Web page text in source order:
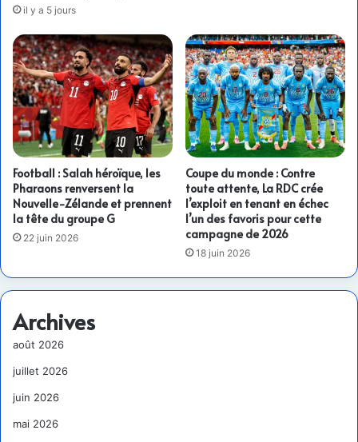
il y a 5 jours
Football : Salah héroïque, les
Pharaons renversent la
Nouvelle-Zélande et prennent
la tête du groupe G
22 juin 2026
Coupe du monde : Contre
toute attente, La RDC crée
l’exploit en tenant en échec
l’un des favoris pour cette
campagne de 2026
18 juin 2026
Archives
août 2026
juillet 2026
juin 2026
mai 2026